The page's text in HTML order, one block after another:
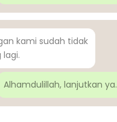
kami sudah tidak
Alhamdulillah, lanjutkan ya.